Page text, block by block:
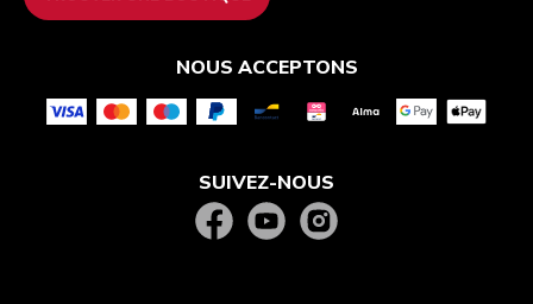
NOUS ACCEPTONS
SUIVEZ-NOUS